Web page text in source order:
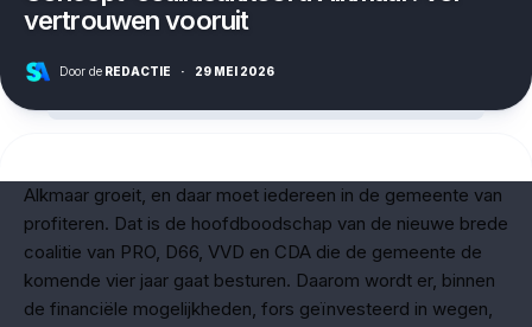
vertrouwen vooruit
Door de REDACTIE · 29 MEI 2026
Alkmaar groeit, en daar moet iedereen in de gemeente van
profiteren. Dat is de hoofdboodschap van de nieuwe brede
coalitie van PRO, D66, VVD en CDA die de gemeente de
komende vier jaar gaat besturen. Daarom wordt er, binnen
de financiële mogelijkheden, fors geïnvesteerd in wegen,